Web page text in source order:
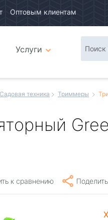
Оптовым клиентам
Услуги
Садовая техника Триммеры
к сравнению